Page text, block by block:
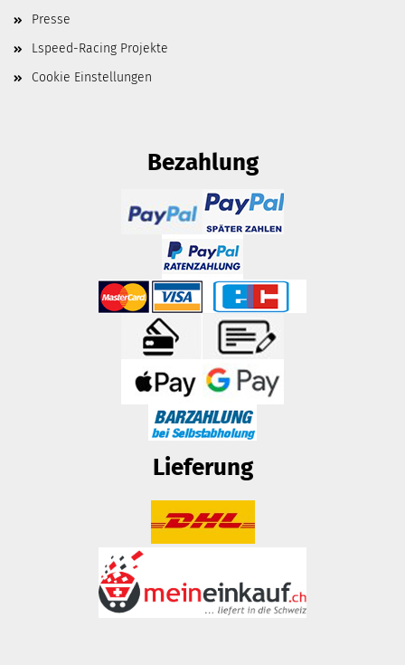
Presse
Lspeed-Racing Projekte
Cookie Einstellungen
Bezahlung
Lieferung